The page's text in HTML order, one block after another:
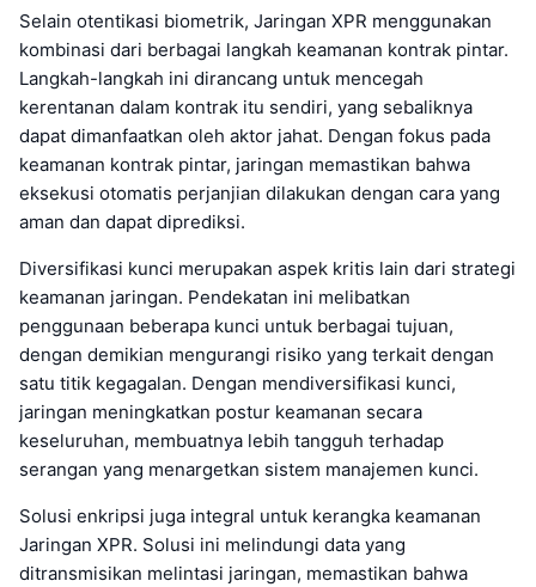
Selain otentikasi biometrik, Jaringan XPR menggunakan
kombinasi dari berbagai langkah keamanan kontrak pintar.
Langkah-langkah ini dirancang untuk mencegah
kerentanan dalam kontrak itu sendiri, yang sebaliknya
dapat dimanfaatkan oleh aktor jahat. Dengan fokus pada
keamanan kontrak pintar, jaringan memastikan bahwa
eksekusi otomatis perjanjian dilakukan dengan cara yang
aman dan dapat diprediksi.
Diversifikasi kunci merupakan aspek kritis lain dari strategi
keamanan jaringan. Pendekatan ini melibatkan
penggunaan beberapa kunci untuk berbagai tujuan,
dengan demikian mengurangi risiko yang terkait dengan
satu titik kegagalan. Dengan mendiversifikasi kunci,
jaringan meningkatkan postur keamanan secara
keseluruhan, membuatnya lebih tangguh terhadap
serangan yang menargetkan sistem manajemen kunci.
Solusi enkripsi juga integral untuk kerangka keamanan
Jaringan XPR. Solusi ini melindungi data yang
ditransmisikan melintasi jaringan, memastikan bahwa